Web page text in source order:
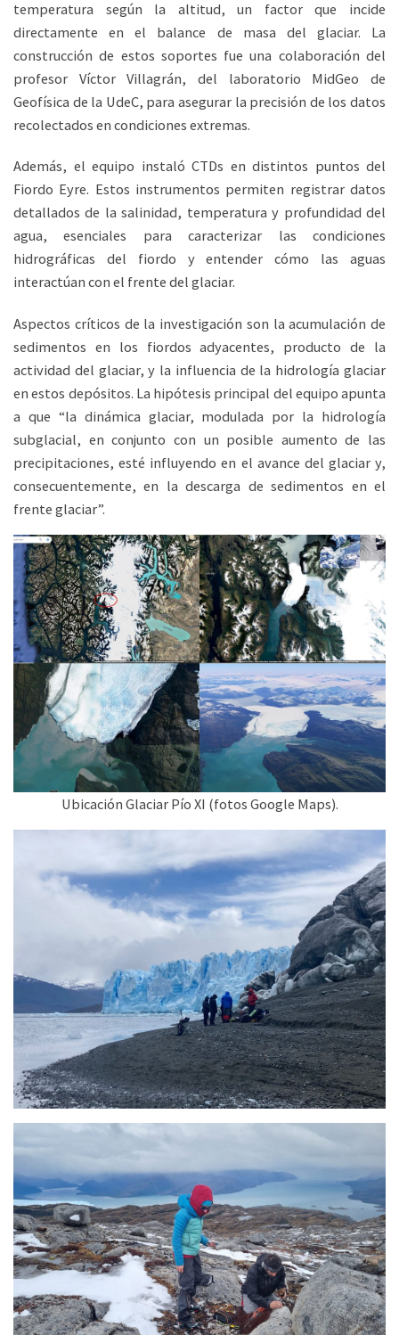
temperatura según la altitud, un factor que incide
directamente en el balance de masa del glaciar. La
construcción de estos soportes fue una colaboración del
profesor Víctor Villagrán, del laboratorio MidGeo de
Geofísica de la UdeC, para asegurar la precisión de los datos
recolectados en condiciones extremas.
Además, el equipo instaló CTDs en distintos puntos del
Fiordo Eyre. Estos instrumentos permiten registrar datos
detallados de la salinidad, temperatura y profundidad del
agua, esenciales para caracterizar las condiciones
hidrográficas del fiordo y entender cómo las aguas
interactúan con el frente del glaciar.
Aspectos críticos de la investigación son la acumulación de
sedimentos en los fiordos adyacentes, producto de la
actividad del glaciar, y la influencia de la hidrología glaciar
en estos depósitos. La hipótesis principal del equipo apunta
a que “la dinámica glaciar, modulada por la hidrología
subglacial, en conjunto con un posible aumento de las
precipitaciones, esté influyendo en el avance del glaciar y,
consecuentemente, en la descarga de sedimentos en el
frente glaciar”.
Ubicación Glaciar Pío XI (fotos Google Maps).